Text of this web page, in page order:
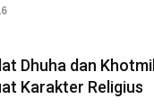
Dhuha dan Khotmil
Karakter Religius